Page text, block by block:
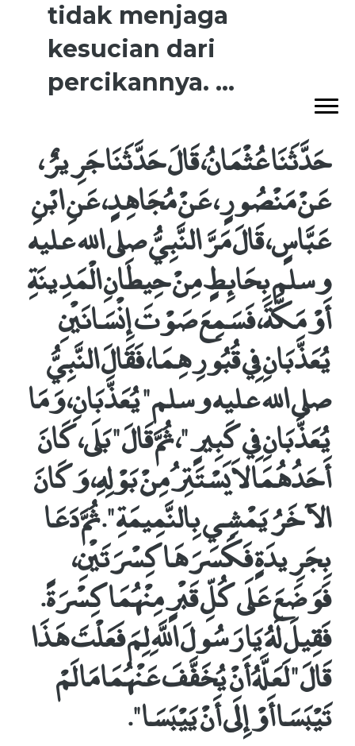
tidak menjaga
kesucian dari
percikannya. ...
حَدَّثَنَا عُثْمَانُ، قَالَ حَدَّثَنَا جَرِيرٌ،
عَنْ مَنْصُورٍ، عَنْ مُجَاهِدٍ، عَنِ ابْنِ
عَبَّاسٍ، قَالَ مَرَّ النَّبِيُّ صلى الله عليه
وسلم بِحَائِطٍ مِنْ حِيطَانِ الْمَدِينَةِ
أَوْ مَكَّةَ، فَسَمِعَ صَوْتَ إِنْسَانَيْنِ
يُعَذَّبَانِ فِي قُبُورِهِمَا، فَقَالَ النَّبِيُّ
صلى الله عليه وسلم ‏"‏ يُعَذَّبَانِ، وَمَا
يُعَذَّبَانِ فِي كَبِيرٍ ‏"‏، ثُمَّ قَالَ ‏"‏ بَلَى، كَانَ
أَحَدُهُمَا لاَ يَسْتَتِرُ مِنْ بَوْلِهِ، وَكَانَ
الآخَرُ يَمْشِي بِالنَّمِيمَةِ ‏"‏‏.‏ ثُمَّ دَعَا
بِجَرِيدَةٍ فَكَسَرَهَا كِسْرَتَيْنِ،
فَوَضَعَ عَلَى كُلِّ قَبْرٍ مِنْهُمَا كِسْرَةً‏.‏
فَقِيلَ لَهُ يَا رَسُولَ اللَّهِ لِمَ فَعَلْتَ هَذَا
قَالَ ‏"‏ لَعَلَّهُ أَنْ يُخَفَّفَ عَنْهُمَا مَا لَمْ
تَيْبَسَا أَوْ إِلَى أَنْ يَيْبَسَا ‏"‏‏.‏